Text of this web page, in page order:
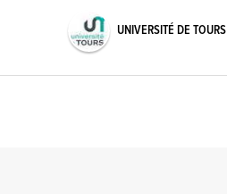
UNIVERSITÉ DE TOURS